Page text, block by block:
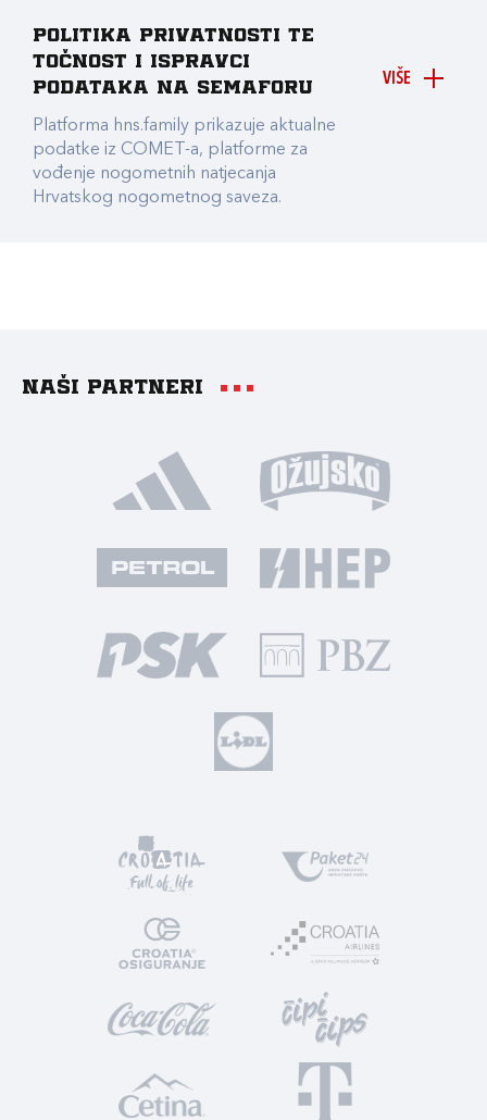
VIŠE
Politika privatnosti te
točnost i ispravci
podataka na Semaforu
Platforma hns.family prikazuje aktualne
podatke iz COMET-a, platforme za
vođenje nogometnih natjecanja
Hrvatskog nogometnog saveza.
Naši partneri